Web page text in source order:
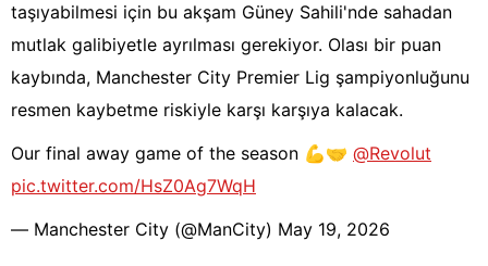
taşıyabilmesi için bu akşam Güney Sahili'nde sahadan
mutlak galibiyetle ayrılması gerekiyor. Olası bir puan
kaybında, Manchester City Premier Lig şampiyonluğunu
resmen kaybetme riskiyle karşı karşıya kalacak.
Our final away game of the season 💪🤝 @Revolut
pic.twitter.com/HsZ0Ag7WqH
— Manchester City (@ManCity) May 19, 2026